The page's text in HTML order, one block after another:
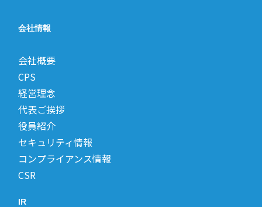
会社情報
会社概要
CPS
経営理念
代表ご挨拶
役員紹介
セキュリティ情報
コンプライアンス情報
CSR
IR